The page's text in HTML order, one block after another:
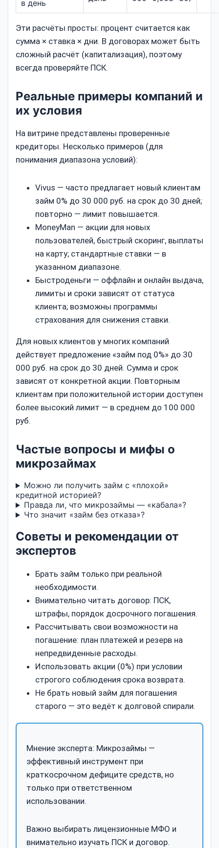
в день
Эти расчёты просты: процент считается как
сумма × ставка × дни. В договорах может быть
сложный расчёт (капитализация), поэтому
всегда проверяйте ПСК.
Реальные примеры компаний и
их условия
На витрине представлены проверенные
кредиторы. Несколько примеров (для
понимания диапазона условий):
Vivus — часто предлагает новый клиентам
займ 0% до 30 000 руб. на срок до 30 дней;
повторно — лимит повышается.
MoneyMan — акции для новых
пользователей, быстрый скоринг, выплаты
на карту; стандартные ставки — в
указанном диапазоне.
Быстроденьги — оффлайн и онлайн выдача,
лимиты и сроки зависят от статуса
клиента; возможны программы
страхования для снижения ставки.
Для новых клиентов у многих компаний
действует предложение «займ под 0%» до 30
000 руб. на срок до 30 дней. Сумма и срок
зависят от конкретной акции. Повторным
клиентам при положительной истории доступен
более высокий лимит — в среднем до 100 000
руб.
Частые вопросы и мифы о
микрозаймах
Можно ли получить займ с «плохой»
кредитной историей?
Правда ли, что микрозаймы — «кабала»?
Что значит «займ без отказа»?
Советы и рекомендации от
экспертов
Брать займ только при реальной
необходимости.
Внимательно читать договор: ПСК,
штрафы, порядок досрочного погашения.
Рассчитывать свои возможности на
погашение: план платежей и резерв на
непредвиденные расходы.
Использовать акции (0%) при условии
строгого соблюдения срока возврата.
Не брать новый займ для погашения
старого — это ведёт к долговой спирали.
Мнение эксперта: Микрозаймы —
эффективный инструмент при
краткосрочном дефиците средств, но
только при ответственном
использовании.
Важно выбирать лицензионные МФО и
внимательно изучать ПСК и договор.